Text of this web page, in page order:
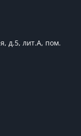
д.5, лит.А, пом.